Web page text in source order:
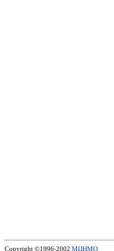
Copyright ©1996-2002 МЦНМО